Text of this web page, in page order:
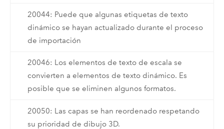
20044: Puede que algunas etiquetas de texto
dinámico se hayan actualizado durante el proceso
de importación
20046: Los elementos de texto de escala se
convierten a elementos de texto dinámico. Es
posible que se eliminen algunos formatos.
20050: Las capas se han reordenado respetando
su prioridad de dibujo 3D.